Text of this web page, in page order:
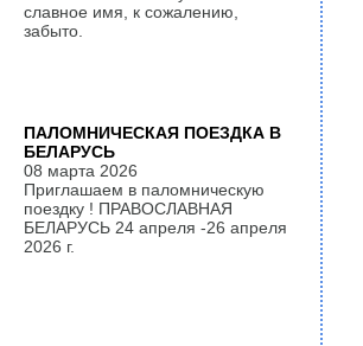
славное имя, к сожалению,
забыто.
ПАЛОМНИЧЕСКАЯ ПОЕЗДКА В
БЕЛАРУСЬ
08 марта 2026
Приглашаем в паломническую
поездку ! ПРАВОСЛАВНАЯ
БЕЛАРУСЬ 24 апреля -26 апреля
2026 г.